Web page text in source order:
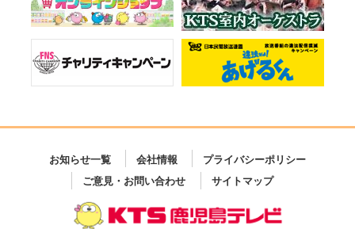
お知らせ一覧 会社情報
プライバシーポリシー
ご意見・お問い合わせ
サイトマップ